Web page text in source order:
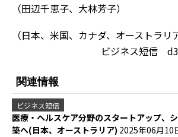
（田辺千恵子、大林芳子）
（日本、米国、カナダ、オーストラリ
ビジネス短信
関連情報
ビジネス短信
医療・ヘルスケア分野のスタートアップ、
築へ(日本、オーストラリア) 2025年06月10